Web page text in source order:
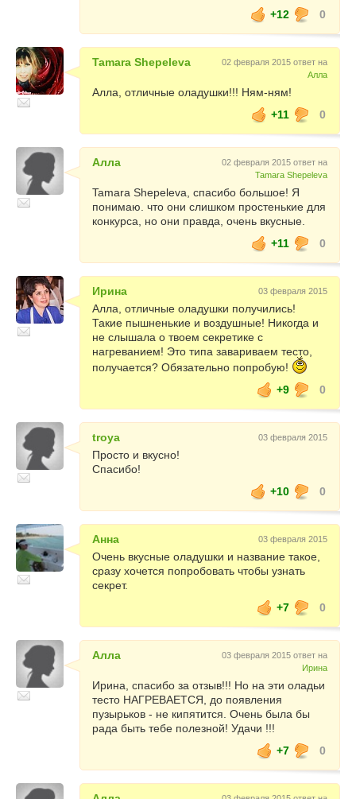
+12
0
Tamara Shepeleva
02 февраля 2015 ответ на
Алла
Алла, отличные оладушки!!! Ням-ням!
+11
0
Алла
02 февраля 2015 ответ на
Tamara Shepeleva
Tamara Shepeleva, спасибо большое! Я
понимаю. что они слишком простенькие для
конкурса, но они правда, очень вкусные.
+11
0
Ирина 03 февраля 2015
Алла, отличные оладушки получились!
Такие пышненькие и воздушные! Никогда и
не слышала о твоем секретике с
нагреванием! Это типа завариваем тесто,
получается? Обязательно попробую!
+9
0
troya 03 февраля 2015
Просто и вкусно!
Спасибо!
+10
0
Анна 03 февраля 2015
Очень вкусные оладушки и название такое,
сразу хочется попробовать чтобы узнать
секрет.
+7
0
Алла
03 февраля 2015 ответ на
Ирина
Ирина, спасибо за отзыв!!! Но на эти оладьи
тесто НАГРЕВАЕТСЯ, до появления
пузырьков - не кипятится. Очень была бы
рада быть тебе полезной! Удачи !!!
+7
0